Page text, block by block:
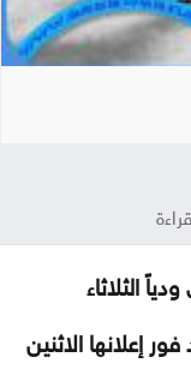
الثلاثاء